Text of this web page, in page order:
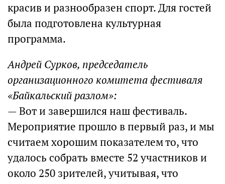
красив и разнообразен спорт. Для гостей
была подготовлена культурная
программа.
Андрей Сурков, председатель
организационного комитета фестиваля
«Байкальский разлом»:
— Вот и завершился наш фестиваль.
Мероприятие прошло в первый раз, и мы
считаем хорошим показателем то, что
удалось собрать вместе 52 участников и
около 250 зрителей, учитывая, что